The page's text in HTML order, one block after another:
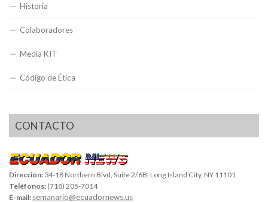
Historia
Colaboradores
Media KIT
Código de Ética
CONTACTO
Dirección: 34-18 Northern Blvd, Suite 2/6B, Long Island City, NY 11101
Teléfonos: (718) 205-7014
E-mail: semanario@ecuadornews.us